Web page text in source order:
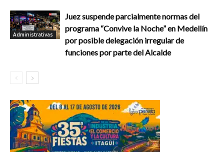
Administrativas
Juez suspende parcialmente normas del
programa “Convive la Noche” en Medellín
por posible delegación irregular de
funciones por parte del Alcalde